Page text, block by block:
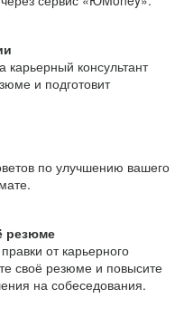
карьерный консультант
и подготовит
по улучшению вашего
резюме
от карьерного
своё резюме и повысите
на собеседования.